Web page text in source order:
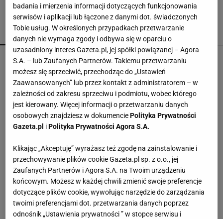
POPULARNE NAJNOWSZE
Fotopułapka przyłapie każdego, kto odwiedza
ogród w nocy. I sarnę, i złodzieja
Vintage gramofony wracają do łask. Polacy na
nowo pokochali vinyle
Wróciła do prowadzenia samochodu po 12-
letniej przerwie. Mówi, co pomogło jej
przełamać strach
MATERIAŁ PROMOCYJNY
Kochały je nasze babcie. Garnki żeliwne są
niezastąpione w letniej i jesiennej kuchni
badania i mierzenia informacji dotyczących funkcjonowania
serwisów i aplikacji lub łączone z danymi dot. świadczonych
Tobie usług. W określonych przypadkach przetwarzanie
danych nie wymaga zgody i odbywa się w oparciu o
uzasadniony interes Gazeta.pl, jej spółki powiązanej – Agora
S.A. – lub Zaufanych Partnerów. Takiemu przetwarzaniu
możesz się sprzeciwić, przechodząc do „Ustawień
Zaawansowanych” lub przez kontakt z administratorem – w
zależności od zakresu sprzeciwu i podmiotu, wobec którego
jest kierowany. Więcej informacji o przetwarzaniu danych
osobowych znajdziesz w dokumenciePolityka Prywatności
Gazeta.pl iPolityka Prywatności Agora S.A.
Klikając „Akceptuję” wyrażasz też zgodę na zainstalowanie i
przechowywanie plików cookie Gazeta.pl sp. z o.o., jej
Zaufanych Partnerów i Agora S.A. na Twoim urządzeniu
końcowym. Możesz w każdej chwili zmienić swoje preferencje
dotyczące plików cookie, wywołując narzędzie do zarządzania
twoimi preferencjami dot. przetwarzania danych poprzez
odnośnik „Ustawienia prywatności ” w stopce serwisu i